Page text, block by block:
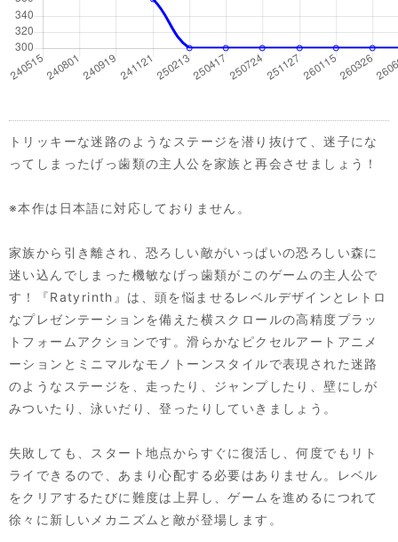
トリッキーな迷路のようなステージを潜り抜けて、迷子にな
ってしまったげっ歯類の主人公を家族と再会させましょう！
※本作は日本語に対応しておりません。
家族から引き離され、恐ろしい敵がいっぱいの恐ろしい森に
迷い込んでしまった機敏なげっ歯類がこのゲームの主人公で
す！『Ratyrinth』は、頭を悩ませるレベルデザインとレトロ
なプレゼンテーションを備えた横スクロールの高精度プラッ
トフォームアクションです。滑らかなピクセルアートアニメ
ーションとミニマルなモノトーンスタイルで表現された迷路
のようなステージを、走ったり、ジャンプしたり、壁にしが
みついたり、泳いだり、登ったりしていきましょう。
失敗しても、スタート地点からすぐに復活し、何度でもリト
ライできるので、あまり心配する必要はありません。レベル
をクリアするたびに難度は上昇し、ゲームを進めるにつれて
徐々に新しいメカニズムと敵が登場します。